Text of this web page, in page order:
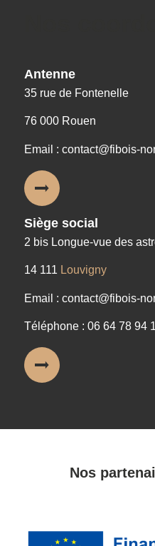
Antenne
35 rue de Fontenelle
76 000 Rouen
Email : contact@fibois-
Siège social
2 bis Longue-vue des
14 111 Louvigny
Email : contact@fibois-
Téléphone : 06 64 78 94
Nos